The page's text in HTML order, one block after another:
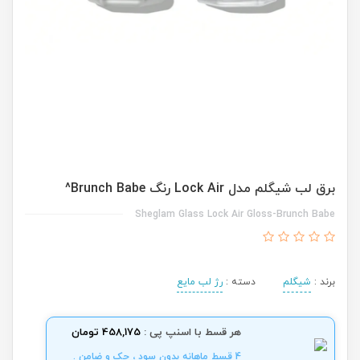
برق لب شیگلم مدل Lock Air رنگ Brunch Babe^
Sheglam Glass Lock Air Gloss-Brunch Babe
برند : شیگلم دسته : رژ لب مایع
هر قسط با اسنپ پی : 458,175 تومان
4 قسط ماهانه بدون سود ، چک و ضامن .